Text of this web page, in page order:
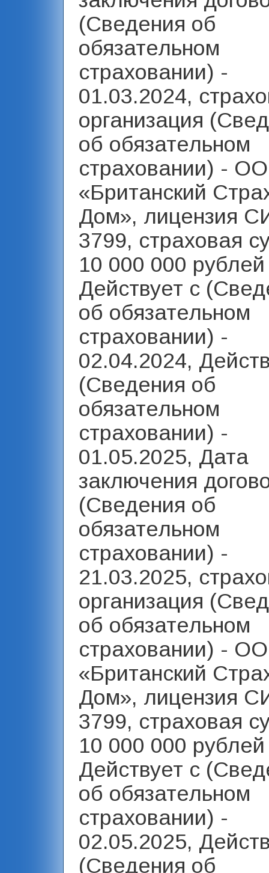
(Сведения об
обязательном
страховании) -
01.03.2024,
организация
об обязательном
страховании) -
«Британский
Дом», лицензия
3799, страховая
10 000 000
Действует с
об обязательном
страховании) -
02.04.2024,
(Сведения об
обязательном
страховании) -
01.05.2025, Дата
заключения
(Сведения об
обязательном
страховании) -
21.03.2025,
организация
об обязательном
страховании) -
«Британский
Дом», лицензия
3799, страховая
10 000 000
Действует с
об обязательном
страховании) -
02.05.2025,
(Сведения об